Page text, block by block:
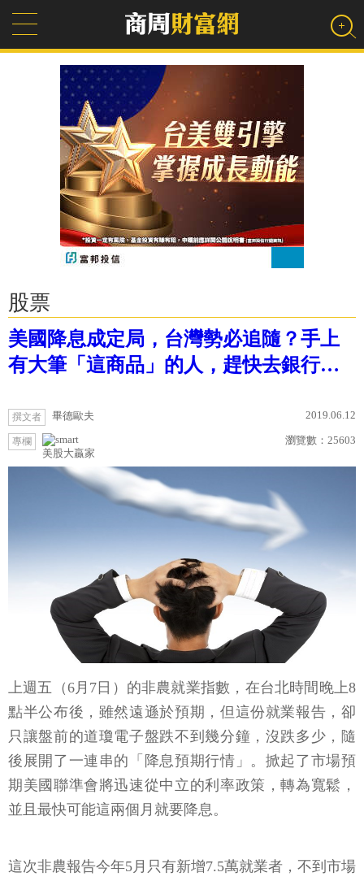
股票
美國降息成定局，台灣勢必追隨？手上
有大筆「這商品」的人，趕快去銀行…
撰文者 畢德歐夫 2019.06.12
專欄
美股大贏家
瀏覽數： 25603
上週五（6月7日）的非農就業指數，在台北時間晚上8
點半公布後，雖然遠遜於預期，但這份就業報告，卻
只讓盤前的道瓊電子盤跌不到幾分鐘，沒跌多少，隨
後展開了一連串的「降息預期行情」。掀起了市場預
期美國聯準會將迅速從中立的利率政策，轉為寬鬆，
並且最快可能這兩個月就要降息。
這次非農報告今年5月只有新增7.5萬就業者，不到市場